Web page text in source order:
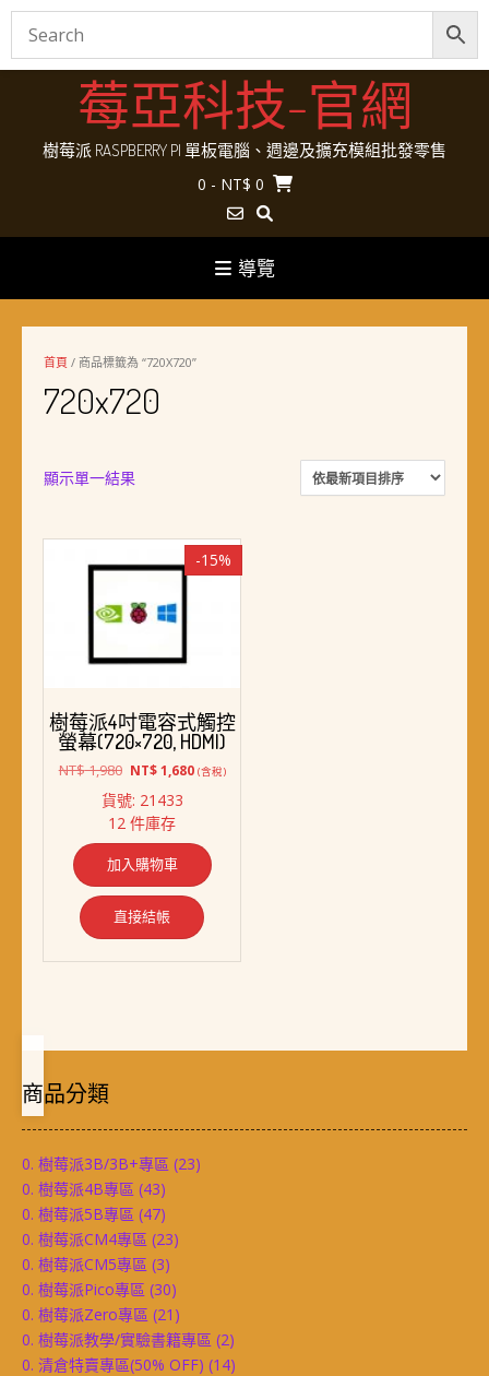
Skip
莓亞科技-官網
樹莓派 RASPBERRY PI 單板電腦、週邊及擴充模組批發零售
0 - NT$ 0
導覽
首頁 / 商品標籤為 “720X720”
720x720
顯示單一結果
-15%
樹莓派4吋電容式觸控
螢幕(720×720, HDMI)
NT$1,980 原
價
格：
NT$ 1,980。
NT$1,680目
NT$ 1,680。
(含稅)
貨號: 21433
12 件庫存
加入購物車
直接結帳
商品分類
0. 樹莓派3B/3B+專區 (23)
0. 樹莓派4B專區 (43)
0. 樹莓派5B專區 (47)
0. 樹莓派CM4專區 (23)
0. 樹莓派CM5專區 (3)
0. 樹莓派Pico專區 (30)
0. 樹莓派Zero專區 (21)
0. 樹莓派教學/實驗書籍專區 (2)
0. 清倉特賣專區(50% OFF) (14)